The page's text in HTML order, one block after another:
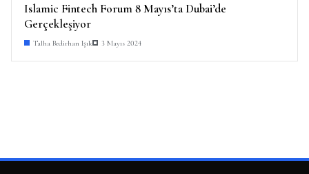
Islamic Fintech Forum 8 Mayıs’ta Dubai’de
Gerçekleşiyor
Talha Bedirhan Işık 3 Mayıs 2024